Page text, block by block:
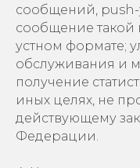
сообщений, push-
сообщение
устном формате;
обслуживания и
получение
иных целях, не
действующему
Федерации.